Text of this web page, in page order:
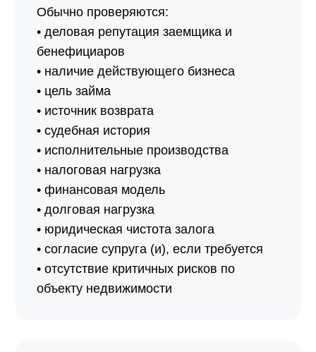
Обычно проверяются:
• деловая репутация заемщика и
бенефициаров
• наличие действующего бизнеса
• цель займа
• источник возврата
• судебная история
• исполнительные производства
• налоговая нагрузка
• финансовая модель
• долговая нагрузка
• юридическая чистота залога
• согласие супруга (и), если требуется
• отсутствие критичных рисков по
объекту недвижимости